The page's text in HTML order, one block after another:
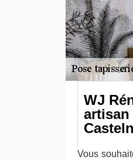
WJ
artisan
Vous